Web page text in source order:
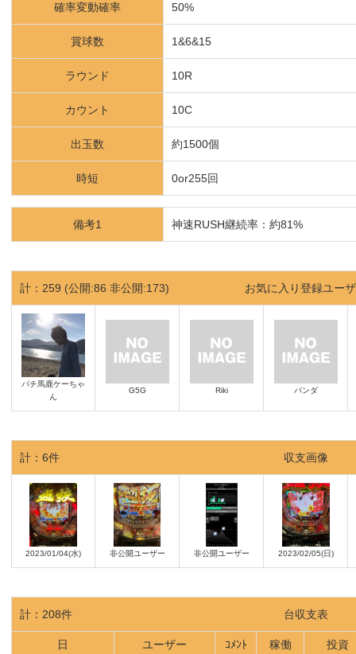
確率変動確率 50%
賞球数 1&6&15
ラウンド 10R
カウント 10C
出玉数 約1500個
時短 0or255回
備考1 神速RUSH継続率：約81%
計： 259 (公開:86 非公開:173) お気に入り登録ユー
パチ馬鹿ケーちゃ
ん
G5G Riki パンダ
計： 6件 収支画像
2023/01/04(水) 非公開ユーザー 非公開ユーザー 2023/02/05(日)
計：208件 台収支表
日 ユーザー ｺﾒﾝﾄ 稼働 投資